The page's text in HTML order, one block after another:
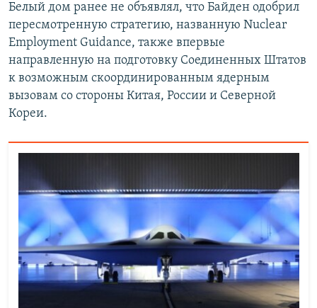
Белый дом ранее не объявлял, что Байден одобрил
пересмотренную стратегию, названную Nuclear
Employment Guidance, также впервые
направленную на подготовку Соединенных Штатов
к возможным скоординированным ядерным
вызовам со стороны Китая, России и Северной
Кореи.